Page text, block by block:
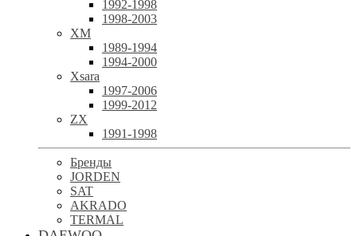
1992-1998
1998-2003
XM
1989-1994
1994-2000
Xsara
1997-2006
1999-2012
ZX
1991-1998
Бренды
JORDEN
SAT
AKRADO
TERMAL